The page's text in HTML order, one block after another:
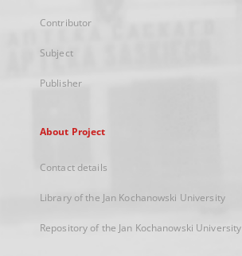
Contributor
Subject
Publisher
About Project
Contact details
Library of the Jan Kochanowski University
Repository of the Jan Kochanowski University